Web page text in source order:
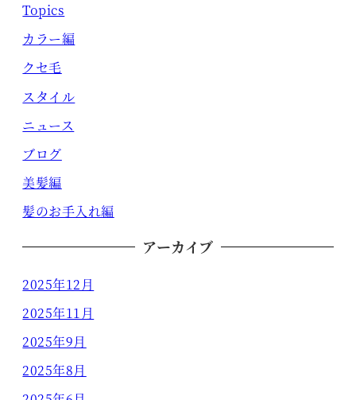
Topics
カラー編
クセ毛
スタイル
ニュース
ブログ
美髪編
髪のお手入れ編
アーカイブ
2025年12月
2025年11月
2025年9月
2025年8月